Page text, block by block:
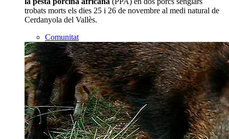
trobats morts els dies 25 i 26 de novembre al medi natural de
Cerdanyola del Vallès.
Comunitat